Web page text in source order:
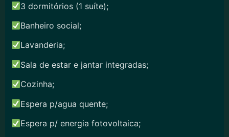
3 dormitórios (1 suíte);
Banheiro social;
Lavanderia;
Sala de estar e jantar integradas;
Cozinha;
Espera p/agua quente;
Espera p/ energia fotovoltaica;